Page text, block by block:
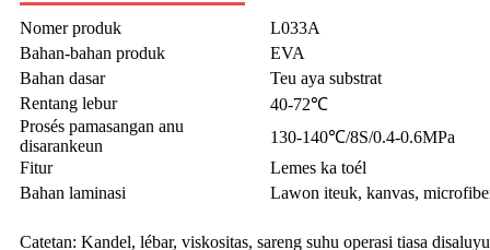
Nomer produk
L033A
Bahan-bahan produk
EVA
Bahan dasar
Teu aya substrat
Rentang lebur
40-72℃
Prosés pamasangan anu
disarankeun
130-140℃/8S/0.4-0.6MPa
Fitur
Lemes ka toél
Bahan laminasi
Lawon iteuk, kanvas,
Catetan: Kandel, lébar, viskositas, sareng suhu operasi tiasa